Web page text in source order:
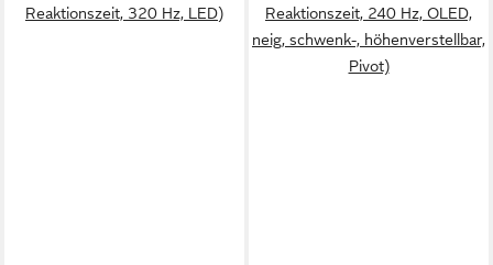
Reaktionszeit, 320 Hz, LED)
Reaktionszeit, 240 Hz, OLED,
neig, schwenk-, höhenverstellbar,
Pivot)